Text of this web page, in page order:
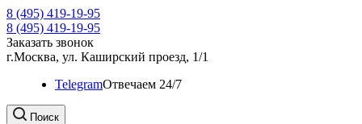
8 (495) 419-19-95
8 (495) 419-19-95
Заказать звонок
г.Москва, ул. Каширский проезд, 1/1
TelegramOтвечаем 24/7
Поиск